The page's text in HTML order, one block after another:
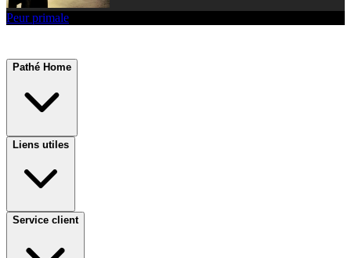
Peur primale
Pathé Home
Liens utiles
Service client